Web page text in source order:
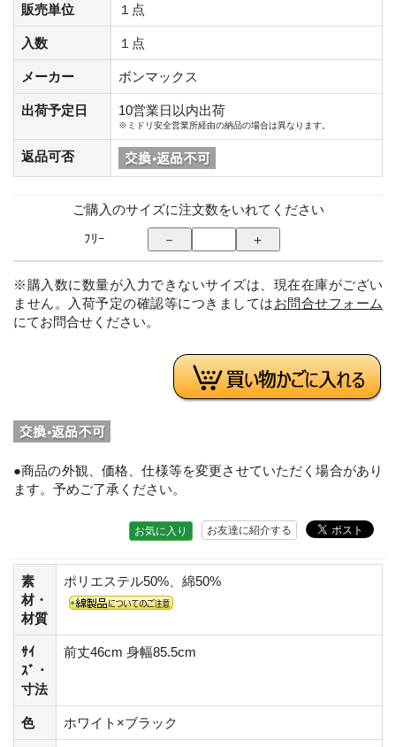
販売単位 １点
入数 １点
メーカー ボンマックス
出荷予定日 10営業日以内出荷
※ミドリ安全営業所経由の納品の場合は異なります。
返品可否
ご購入のサイズに注文数をいれてください
ﾌﾘｰ
※購入数に数量が入力できないサイズは、現在在庫がござい
ません。入荷予定の確認等につきましてはお問合せフォーム
にてお問合せください。
●商品の外観、価格、仕様等を変更させていただく場合があり
ます。予めご了承ください。
お友達に紹介する
お気に入り
素
材・
材質
ポリエステル50%、綿50%
ｻｲ
ｽﾞ・
寸法
前丈46cm 身幅85.5cm
色 ホワイト×ブラック